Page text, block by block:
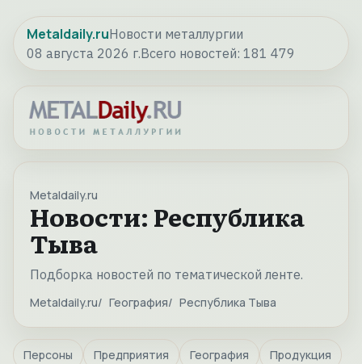
Metaldaily.ruНовости металлургии
08 августа 2026 г.Всего новостей: 181 479
Metaldaily.ru
Новости: Республика
Тыва
Подборка новостей по тематической ленте.
Metaldaily.ru География Республика Тыва
Персоны Предприятия География Продукция